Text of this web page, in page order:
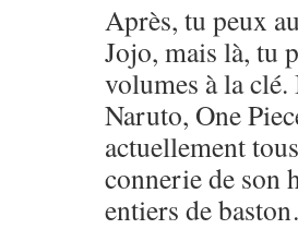
Après, tu peux
Jojo, mais là, tu
volumes à la clé.
Naruto, One
actuellement
connerie de son
entiers de